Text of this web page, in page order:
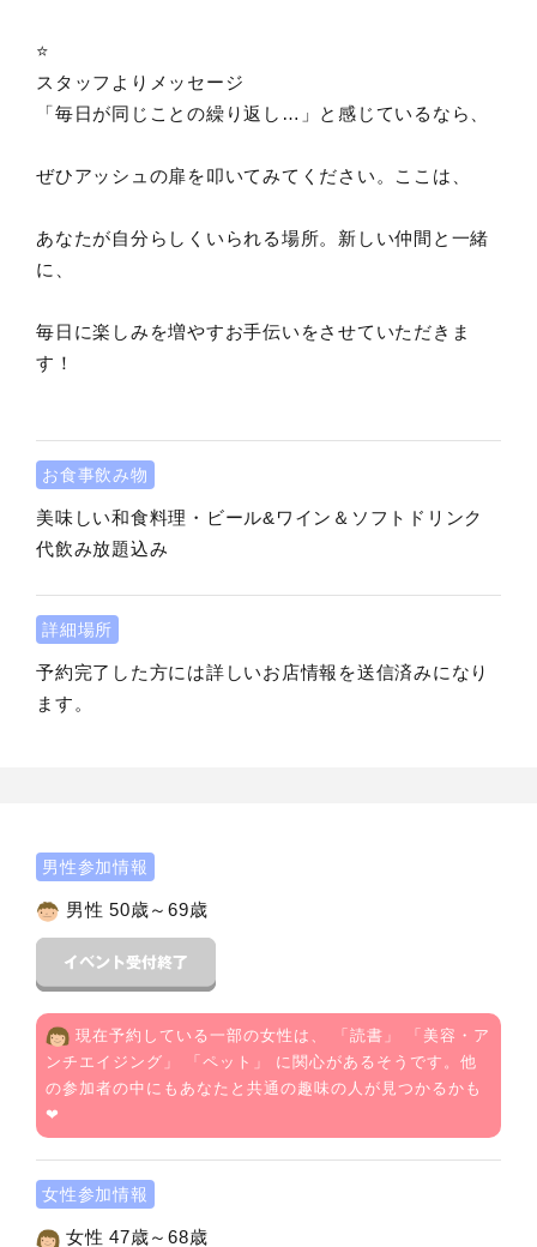
⭐️
スタッフよりメッセージ
「毎日が同じことの繰り返し…」と感じているなら、
ぜひアッシュの扉を叩いてみてください。ここは、
あなたが自分らしくいられる場所。新しい仲間と一緒
に、
毎日に楽しみを増やすお手伝いをさせていただきま
す！
お食事飲み物
美味しい和食料理・ビール&ワイン＆ソフトドリンク
代飲み放題込み
詳細場所
予約完了した方には詳しいお店情報を送信済みになり
ます。
男性参加情報
男性 50歳～69歳
現在予約している一部の女性は、 「 読書 」 「 美容・ア
ンチエイジング 」 「 ペット 」 に関心があるそうです。他
の参加者の中にもあなたと共通の趣味の人が見つかるかも
❤
女性参加情報
女性 47歳～68歳